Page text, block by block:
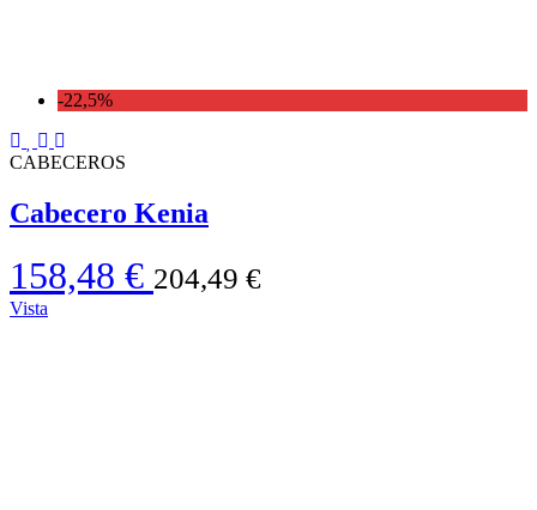
-22,5%
CABECEROS
Cabecero Kenia
158,48 € 204,49 €
Vista